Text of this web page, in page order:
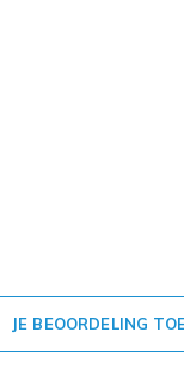
JE BEOORDELING